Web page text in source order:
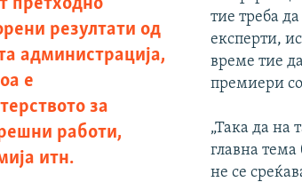
резултати од
администрација,
е
за
работи,
итн.
тие треба
експерти,
време тие
премиери
„Така да на
главна
не се